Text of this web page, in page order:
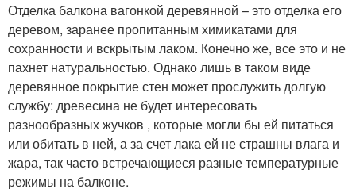
Отделка балкона вагонкой деревянной – это отделка его
деревом, заранее пропитанным химикатами для
сохранности и вскрытым лаком. Конечно же, все это и не
пахнет натуральностью. Однако лишь в таком виде
деревянное покрытие стен может прослужить долгую
службу: древесина не будет интересовать
разнообразных жучков , которые могли бы ей питаться
или обитать в ней, а за счет лака ей не страшны влага и
жара, так часто встречающиеся разные температурные
режимы на балконе.